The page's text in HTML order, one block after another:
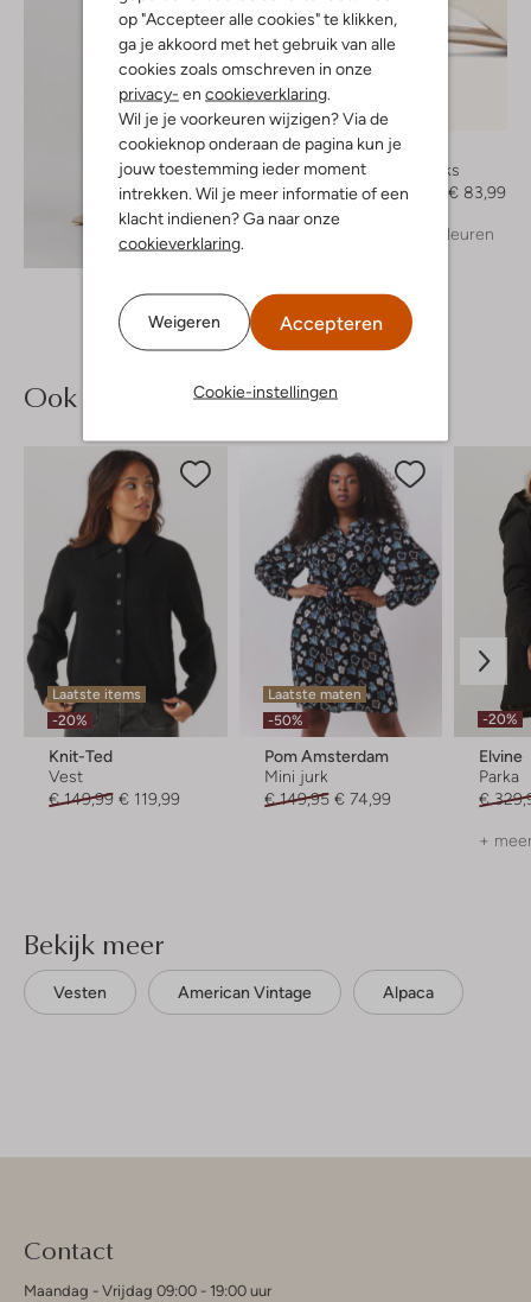
op "Accepteer alle cookies" te klikken,
ga je akkoord met het gebruik van alle
cookies zoals omschreven in onze
privacy- en cookieverklaring
Wil je je voorkeuren wijzigen? Via de
cookieknop onderaan de pagina kun je
jouw toestemming ieder moment
intrekken. Wil je meer informatie of een
klacht indienen? Ga naar onze
cookieverklaring
Weigeren Accepteren
Cookie-instellingen
Ontdek de look
-40%
Notre-V
Slingbacks
€ 139,99
€ 83,99
+ meer kleuren
Ook iets voor jou?
Laatste items
-20%
Knit-Ted
Vest
€ 149,99 € 119,99
Laatste maten
-50%
Pom Amsterdam
Mini jurk
€ 149,95 € 74,99
-20%
Elvine
Parka
€
+
Bekijk meer
Vesten American Vintage Alpaca
Contact
Maandag - Vrijdag 09:00 - 19:00 uur